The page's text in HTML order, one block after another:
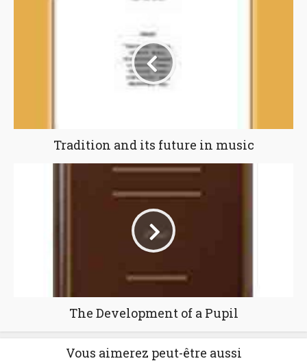
Tradition and its future in music
The Development of a Pupil
Vous aimerez peut-être aussi